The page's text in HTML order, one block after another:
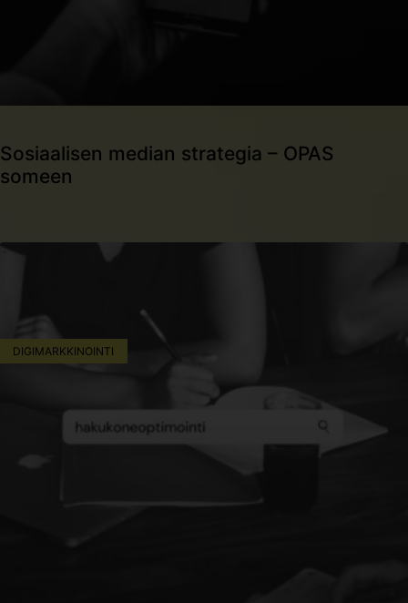
Sosiaalisen median strategia – OPAS
someen
DIGIMARKKINOINTI